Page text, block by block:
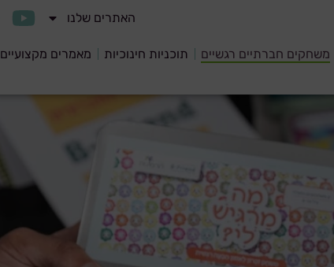
האתרים שלנו
משחקים חברתיים רגשיים תוכניות חינוכיות מאמרים מקצועיים